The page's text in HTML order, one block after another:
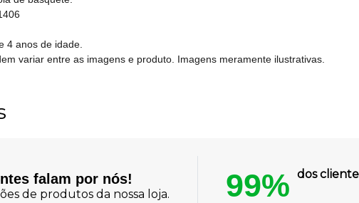
4 anos de idade.
variar entre as imagens e produto. Imagens meramente ilustrativas.
falam por nós!
de produtos da nossa loja. 99% dos